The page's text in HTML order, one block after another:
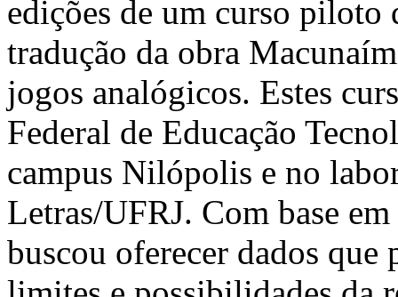
edições de um curso piloto
tradução da obra
jogos analógicos. Estes
Federal de Educação
campus Nilópolis e no
Letras/UFRJ. Com base
buscou oferecer dados que